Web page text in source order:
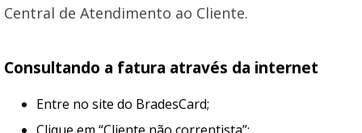
Central de Atendimento ao Cliente.
Consultando a fatura através da internet
Entre no site do BradesCard;
Clique em “Cliente não correntista”;